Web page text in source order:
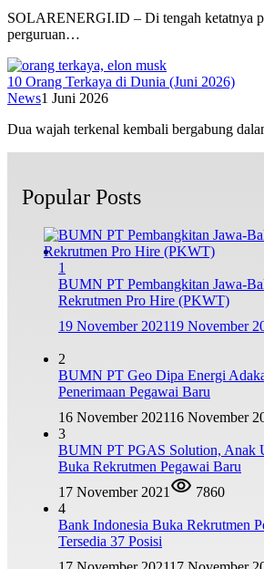
SOLARENERGI.ID – Di tengah ketatnya
perguruan…
10 Orang Terkaya di Dunia (Juni 2026)
News1 Juni 2026
Dua wajah terkenal kembali bergabung
Popular Posts
1
BUMN PT Pembangkitan Jawa-
Rekrutmen Pro Hire (PKWT)
19 November 202119 November
2
BUMN PT Geo Dipa Energi
Penerimaan Pegawai Baru
16 November 202116 November
3
BUMN PT PGAS Solution, Anak
Buka Rekrutmen Pegawai Baru
17 November 2021
7860
4
Bank Indonesia Buka Rekrutmen
Tersedia 37 Posisi